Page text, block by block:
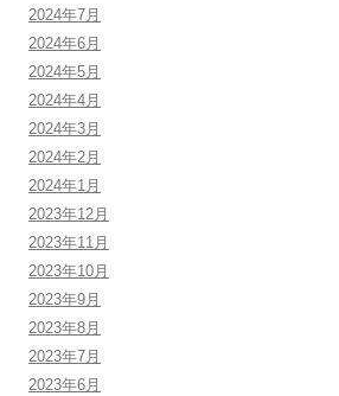
2024年7月
2024年6月
2024年5月
2024年4月
2024年3月
2024年2月
2024年1月
2023年12月
2023年11月
2023年10月
2023年9月
2023年8月
2023年7月
2023年6月